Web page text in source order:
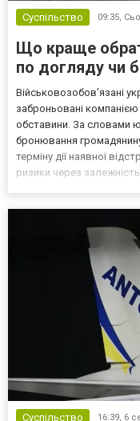
Суспільство 09:35,
Що краще
по догляду чи
Військовозобов'язані
заброньовані
обставини. За словами
бронювання
терміну дії наявної
ризики через
Суспільство 16:39, 6